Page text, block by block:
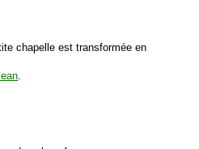
chapelle est transformée en
.